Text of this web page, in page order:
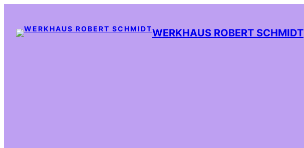
WERKHAUS ROBERT SCHMIDT